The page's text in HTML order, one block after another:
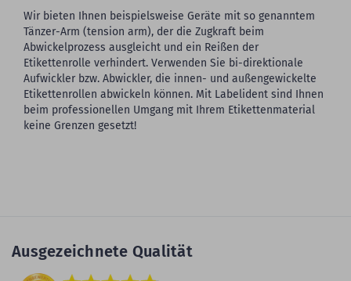
Wir bieten Ihnen beispielsweise Geräte mit so genanntem
Tänzer-Arm (tension arm), der die Zugkraft beim
Abwickelprozess ausgleicht und ein Reißen der
Etikettenrolle verhindert. Verwenden Sie bi-direktionale
Aufwickler bzw. Abwickler, die innen- und außengewickelte
Etikettenrollen abwickeln können. Mit Labelident sind Ihnen
beim professionellen Umgang mit Ihrem Etikettenmaterial
keine Grenzen gesetzt!
Ausgezeichnete Qualität